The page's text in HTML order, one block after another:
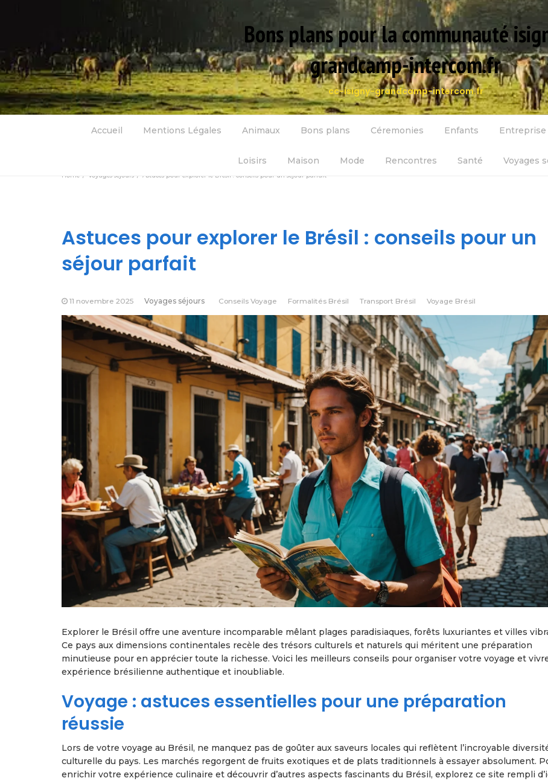
Bons plans pour la communauté
grandcamp-intercom.fr
cc-isigny-grandcamp-intercom.fr
Accueil Mentions Légales Animaux Bons plans Céremonies Enfants Entreprise
Loisirs Maison Mode Rencontres Santé Voyages
Home Voyages séjours Astuces pour explorer le Brésil : conseils pour un séjour parfait
Astuces pour explorer le Brésil : conseils pour un
séjour parfait
11 novembre 2025 Voyages séjours Conseils Voyage Formalités Brésil Transport Brésil Voyage Brésil
Explorer le Brésil offre une aventure incomparable mêlant plages paradisiaques, forêts luxuriantes et villes
Ce pays aux dimensions continentales recèle des trésors culturels et naturels qui méritent une préparation
minutieuse pour en apprécier toute la richesse. Voici les meilleurs conseils pour organiser votre voyage et
expérience brésilienne authentique et inoubliable.
Voyage : astuces essentielles pour une préparation
réussie
Lors de votre voyage au Brésil, ne manquez pas de goûter aux saveurs locales qui reflètent l’incroyable
culturelle du pays. Les marchés regorgent de fruits exotiques et de plats traditionnels à essayer absolument.
enrichir votre expérience culinaire et découvrir d’autres aspects fascinants du Brésil, explorez ce site rempli